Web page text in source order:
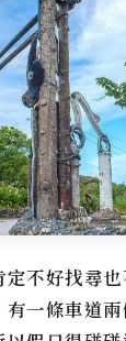
定不好找尋
有一條車道